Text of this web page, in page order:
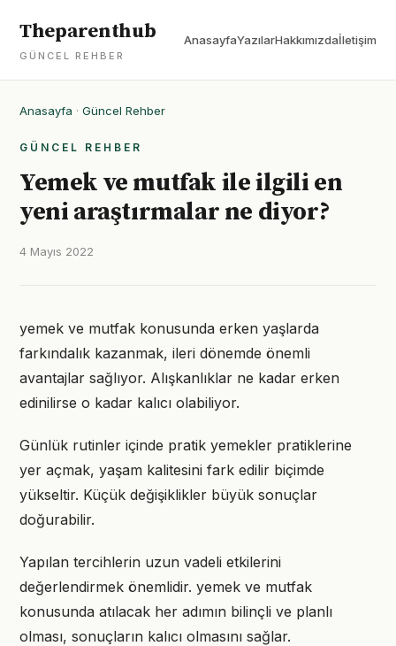
Theparenthub
GÜNCEL REHBER
AnasayfaYazılarHakkımızdaİletişim
Anasayfa · Güncel Rehber
GÜNCEL REHBER
Yemek ve mutfak ile ilgili en
yeni araştırmalar ne diyor?
4 Mayıs 2022
yemek ve mutfak konusunda erken yaşlarda
farkındalık kazanmak, ileri dönemde önemli
avantajlar sağlıyor. Alışkanlıklar ne kadar erken
edinilirse o kadar kalıcı olabiliyor.
Günlük rutinler içinde pratik yemekler pratiklerine
yer açmak, yaşam kalitesini fark edilir biçimde
yükseltir. Küçük değişiklikler büyük sonuçlar
doğurabilir.
Yapılan tercihlerin uzun vadeli etkilerini
değerlendirmek önemlidir. yemek ve mutfak
konusunda atılacak her adımın bilinçli ve planlı
olması, sonuçların kalıcı olmasını sağlar.